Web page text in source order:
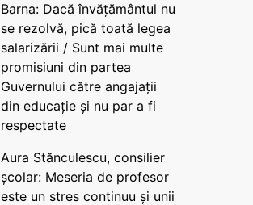
Barna: Dacă învățământul nu
se rezolvă, pică toată legea
salarizării / Sunt mai multe
promisiuni din partea
Guvernului către angajații
din educație și nu par a fi
respectate
Aura Stănculescu, consilier
școlar: Meseria de profesor
este un stres continuu și unii